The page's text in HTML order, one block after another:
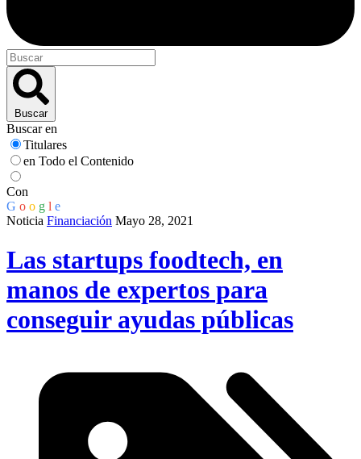
Buscar
Buscar en
Titulares
en Todo el Contenido
Con
G o o g l e
Noticia Financiación Mayo 28, 2021
Las startups foodtech, en
manos de expertos para
conseguir ayudas públicas